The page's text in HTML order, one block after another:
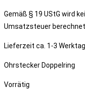
Gemäß § 19 UStG wird
Umsatzsteuer berechnet.
Lieferzeit ca. 1-3
Ohrstecker Doppelring
Vorrätig